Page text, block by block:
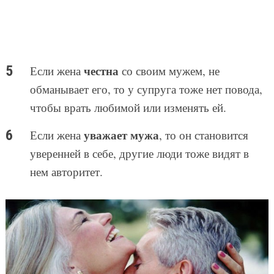
Если жена честнасо своим мужем, не
обманывает его, то у супруга тоже нет повода,
чтобы врать любимой или изменять ей.
Если жена уважает мужа, то он становится
уверенней в себе, другие люди тоже видят в
нем авторитет.